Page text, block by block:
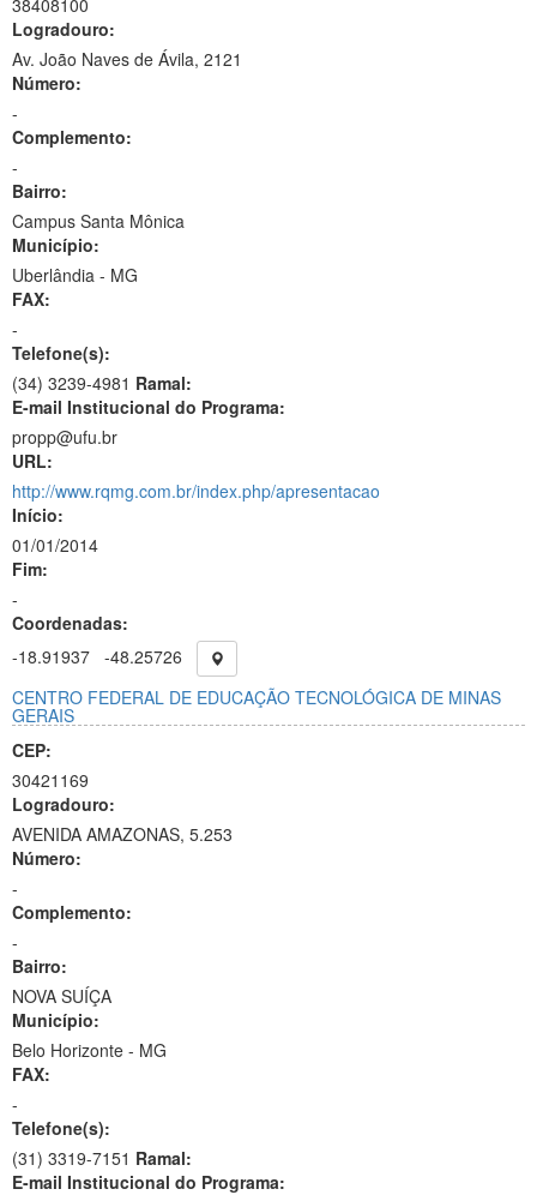
38408100
Logradouro:
Av. João Naves de Ávila, 2121
Número:
-
Complemento:
-
Bairro:
Campus Santa Mônica
Município:
Uberlândia - MG
FAX:
-
Telefone(s):
(34) 3239-4981 Ramal:
E-mail Institucional do Programa:
propp@ufu.br
URL:
http://www.rqmg.com.br/index.php/apresentacao
Início:
01/01/2014
Fim:
-
Coordenadas:
-18.91937 -48.25726
CENTRO FEDERAL DE EDUCAÇÃO TECNOLÓGICA DE MINAS
GERAIS
CEP:
30421169
Logradouro:
AVENIDA AMAZONAS, 5.253
Número:
-
Complemento:
-
Bairro:
NOVA SUÍÇA
Município:
Belo Horizonte - MG
FAX:
-
Telefone(s):
(31) 3319-7151 Ramal:
E-mail Institucional do Programa: